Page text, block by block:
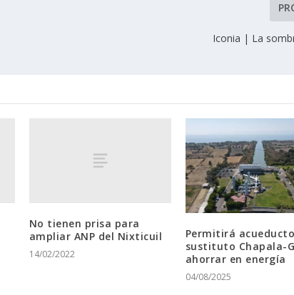
Iconia | La
No tienen prisa para
ampliar ANP del Nixticuil
14/02/2022
Permitirá
sustituto Chapala-
ahorrar en energía
04/08/2025